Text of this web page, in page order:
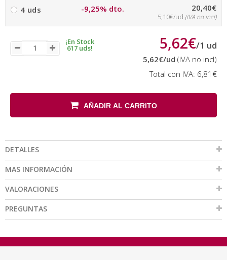
4 uds -9,25% dto. 20,40€
5,10€/ud (IVA no incl)
¡En Stock
617 uds! 5,62€/1 ud
5,62€/ud (IVA no incl)
Total con IVA: 6,81€
AÑADIR AL CARRITO
DETALLES
MAS INFORMACIÓN
VALORACIONES
PREGUNTAS